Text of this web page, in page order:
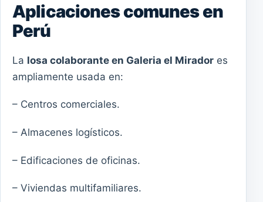
Aplicaciones comunes en
Perú
La losa colaborante en Galeria el Mirador es
ampliamente usada en:
– Centros comerciales.
– Almacenes logísticos.
– Edificaciones de oficinas.
– Viviendas multifamiliares.